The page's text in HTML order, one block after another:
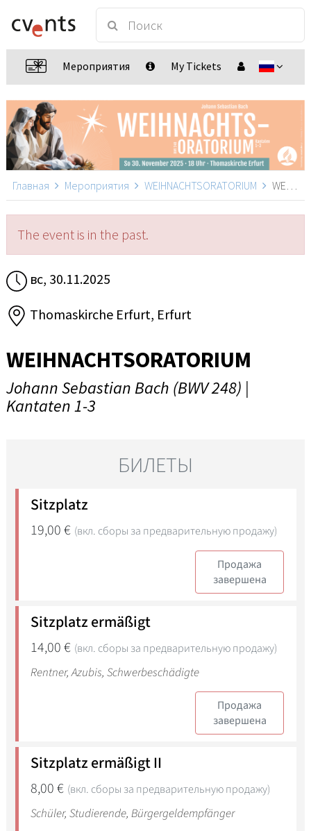
Мероприятия My Tickets
Главная Мероприятия WEIHNACHTSORATORIUM WEIHNACHTSORATORIUM, Erfurt
The event is in the past.
вс, 30.11.2025
Thomaskirche Erfurt, Erfurt
WEIHNACHTSORATORIUM
Johann Sebastian Bach (BWV 248) |
Kantaten 1-3